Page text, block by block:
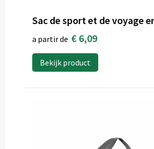
a partir de € 6,09
Bekijk product